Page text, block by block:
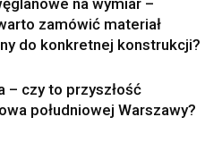
na wymiar –
zamówić materiał
do konkretnej konstrukcji?
– czy to przyszłość
południowej Warszawy?